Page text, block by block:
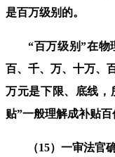
是百万级别的。
“百万级别”在物
百、千、万、十万、
万元是下限、底线，
贴”一般理解成补贴百
（15）一审法官